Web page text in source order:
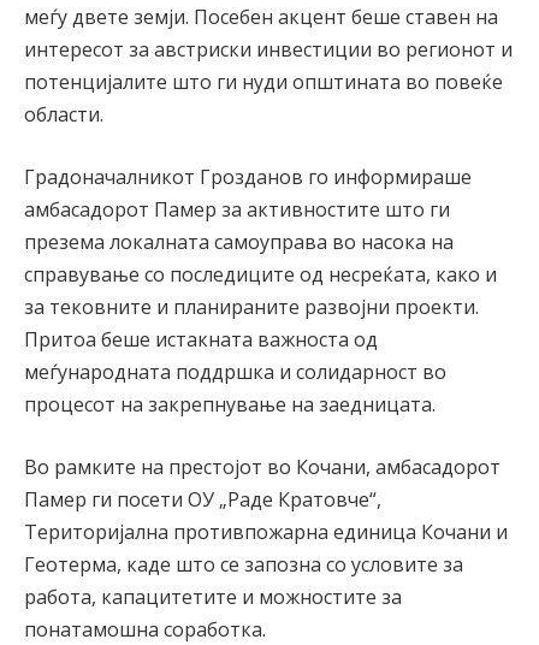
меѓу двете земји. Посебен акцент беше ставен на
интересот за австриски инвестиции во регионот и
потенцијалите што ги нуди општината во повеќе
области.
Градоначалникот Грозданов го информираше
амбасадорот Памер за активностите што ги
презема локалната самоуправа во насока на
справување со последиците од несреќата, како и
за тековните и планираните развојни проекти.
Притоа беше истакната важноста од
меѓународната поддршка и солидарност во
процесот на закрепнување на заедницата.
Во рамките на престојот во Кочани, амбасадорот
Памер ги посети ОУ „Раде Кратовче“,
Територијална противпожарна единица Кочани и
Геотерма, каде што се запозна со условите за
работа, капацитетите и можностите за
понатамошна соработка.